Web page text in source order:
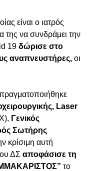
είναι ο ιατρός
να συνδράμει την
19 δώρισε στο
αναπνευστήρες, οι
Laser
Γενικός
Σωτήρης
κρίσιμη αυτή
ΔΣ αποφάσισε τη
το